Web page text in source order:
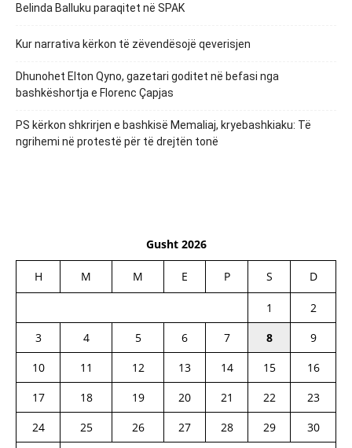
Belinda Balluku paraqitet në SPAK
Kur narrativa kërkon të zëvendësojë qeverisjen
Dhunohet Elton Qyno, gazetari goditet në befasi nga
bashkëshortja e Florenc Çapjas
PS kërkon shkrirjen e bashkisë Memaliaj, kryebashkiaku: Të
ngrihemi në protestë për të drejtën tonë
Gusht 2026
H M M E P S D
1
2
3
4 5 6 7 8
9
10
11 12 13 14 15
16
17
18 19 20 21 22
23
24
25 26 27 28 29
30